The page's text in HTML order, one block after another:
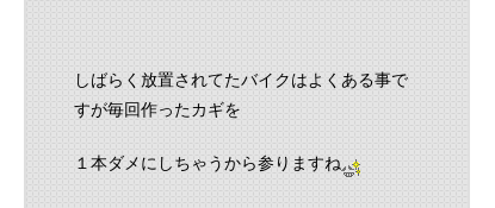
しばらく放置されてたバイクはよくある事で
すが毎回作ったカギを
１本ダメにしちゃうから参りますね